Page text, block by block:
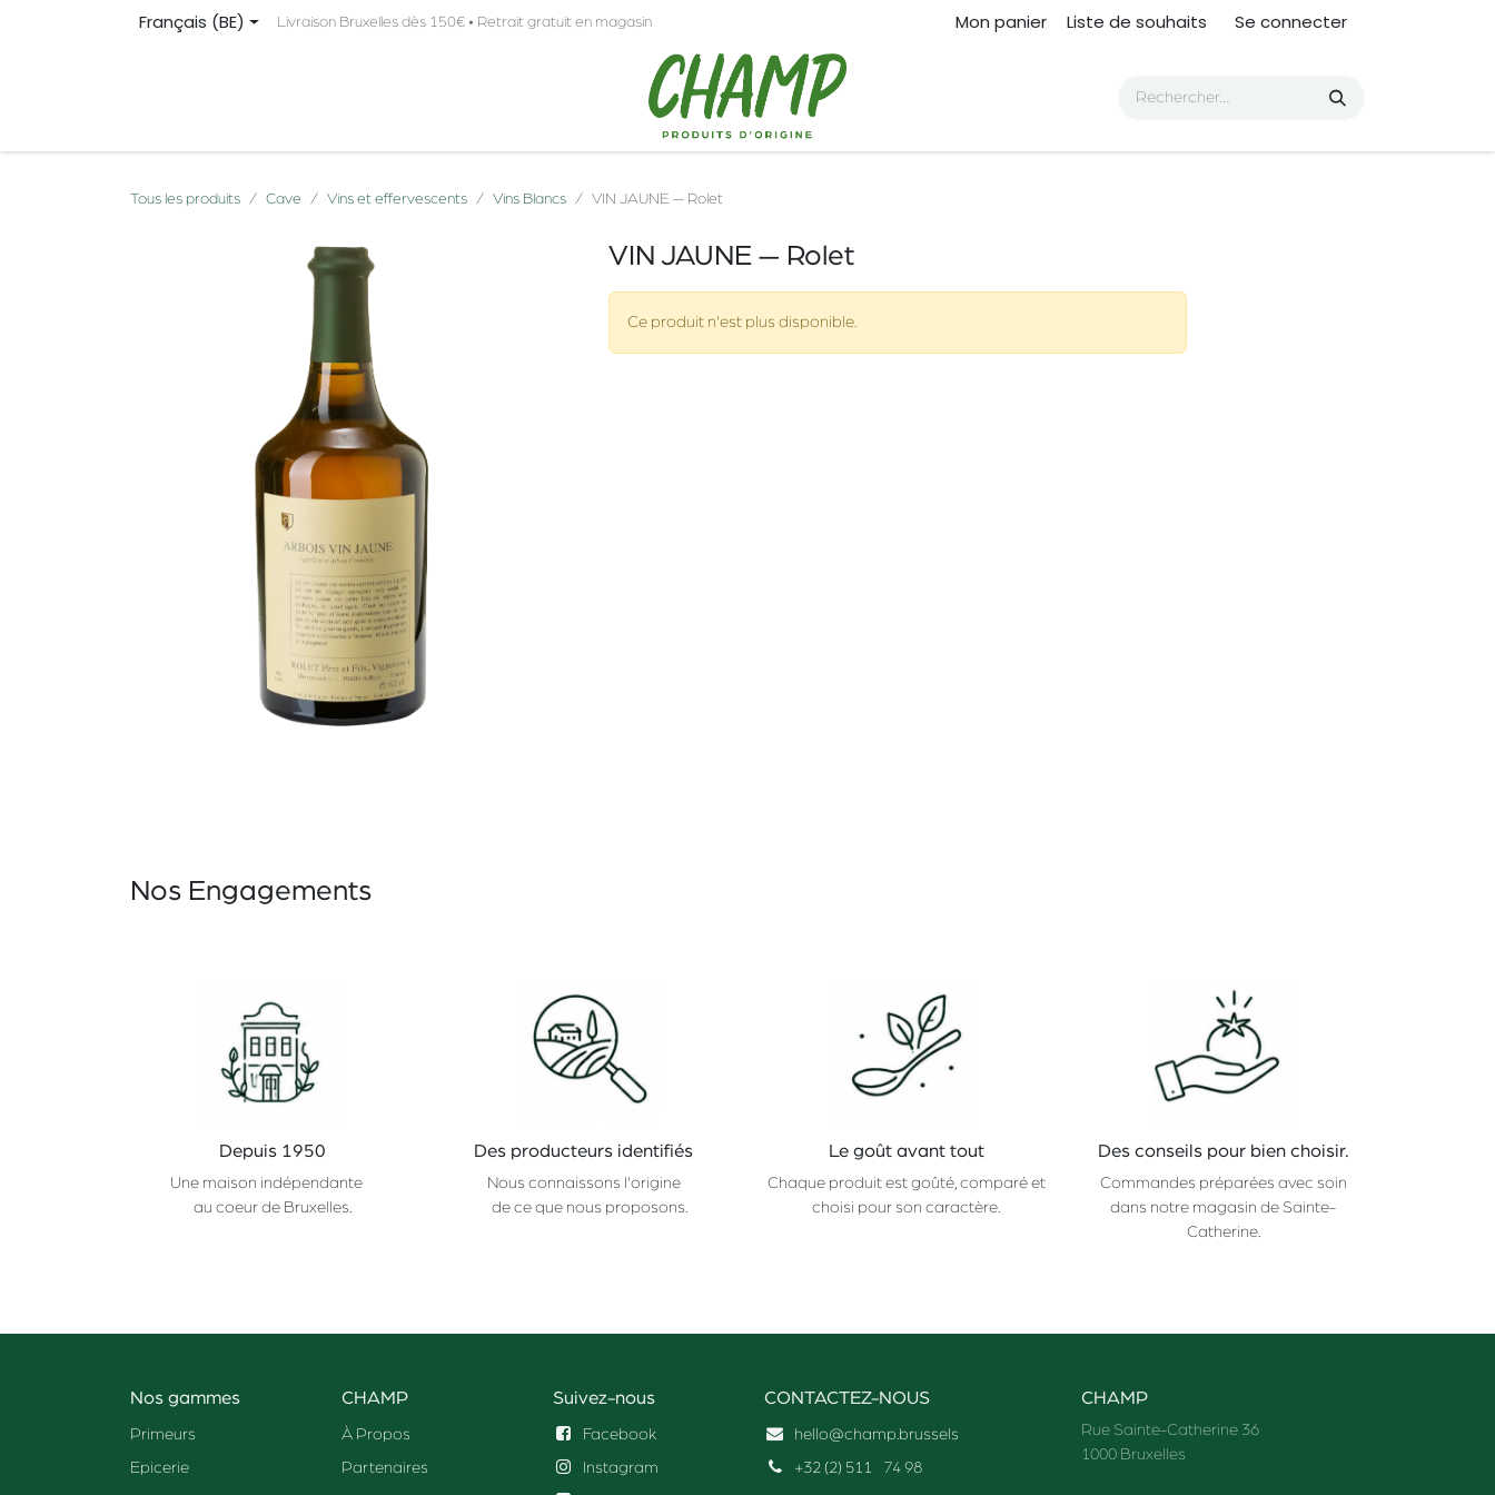
Français (BE) Livraison Bruxelles dès 150€ • Retrait gratuit en magasin Mon panier Liste de souhaits Se connecter
Tous les produits Cave Vins et effervescents Vins Blancs VIN JAUNE — Rolet
VIN JAUNE — Rolet
Ce produit n'est plus disponible.
Nos Engagements
Depuis 1950
Une maison indépendante
au coeur de Bruxelles.
Des producteurs identifiés
Nous connaissons l'origine
de ce que nous proposons.
Le goût avant tout
Chaque produit est goûté, comparé et
choisi pour son caractère.
Des conseils pour bien choisir.
Commandes préparées avec soin
dans notre magasin de Sainte-
Catherine.
Nos gammes
Primeurs
Epicerie
CHAMP
À Propos
Partenaires
Suivez-nous
Facebook
Instagram
CONTACTEZ-NOUS
hello@champ.brussels
+32 (2) 511
74 98
CHAMP
Rue Sainte-Catherine 36
1000 Bruxelles